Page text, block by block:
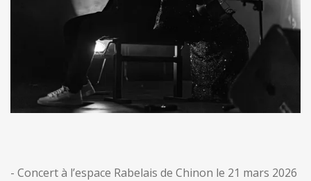
- Concert à l’espace Rabelais de Chinon le 21 mars 2026